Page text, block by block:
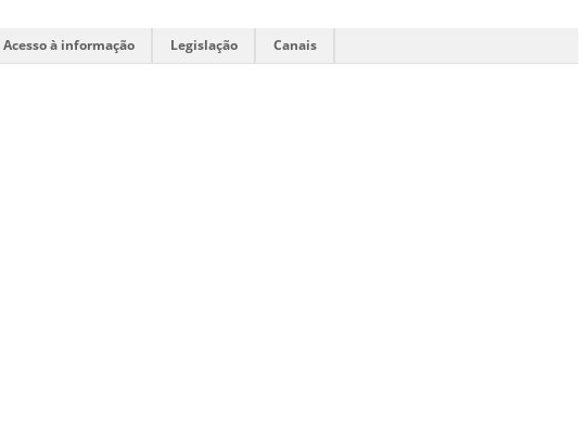
Acesso à informação Legislação Canais